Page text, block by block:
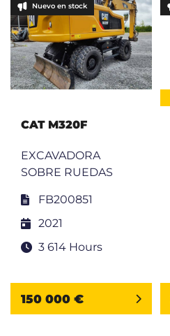
Nuevo en stock
CAT M320F
EXCAVADORA
SOBRE RUEDAS
FB200851
2021
3 614 Hours
150 000 €